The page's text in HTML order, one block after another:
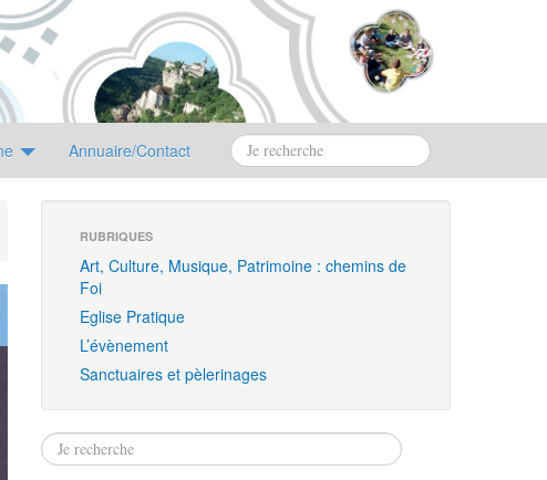
Annuaire/Contact
RUBRIQUES
Art, Culture, Musique, Patrimoine : chemins de
Foi
Eglise Pratique
L’évènement
Sanctuaires et pèlerinages